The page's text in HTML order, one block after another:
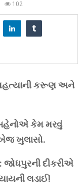
102
કરૂણ અને
બહેનોએ કેમ મરવું
ખુલાસો.
જોધપુરની દીકરીએ
લડાઈ!